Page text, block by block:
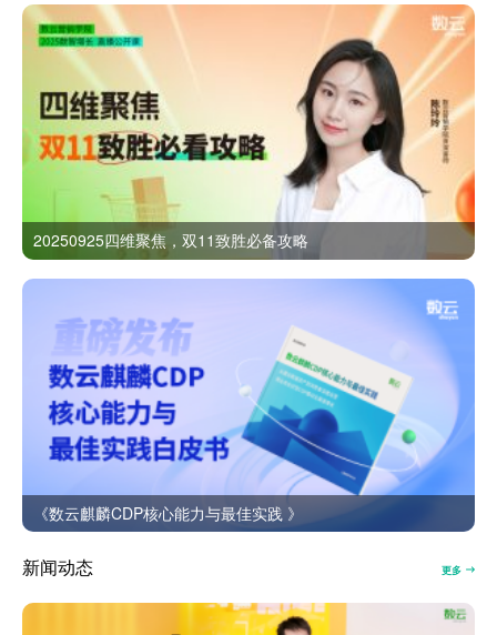
20250925四维聚焦，双11致胜必备攻略
《数云麒麟CDP核心能力与最佳实践 》
新闻动态 更多